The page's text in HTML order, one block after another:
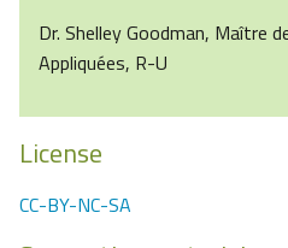
Dr. Shelley Goodman, Maître
Appliquées, R-U
License
CC-BY-NC-SA